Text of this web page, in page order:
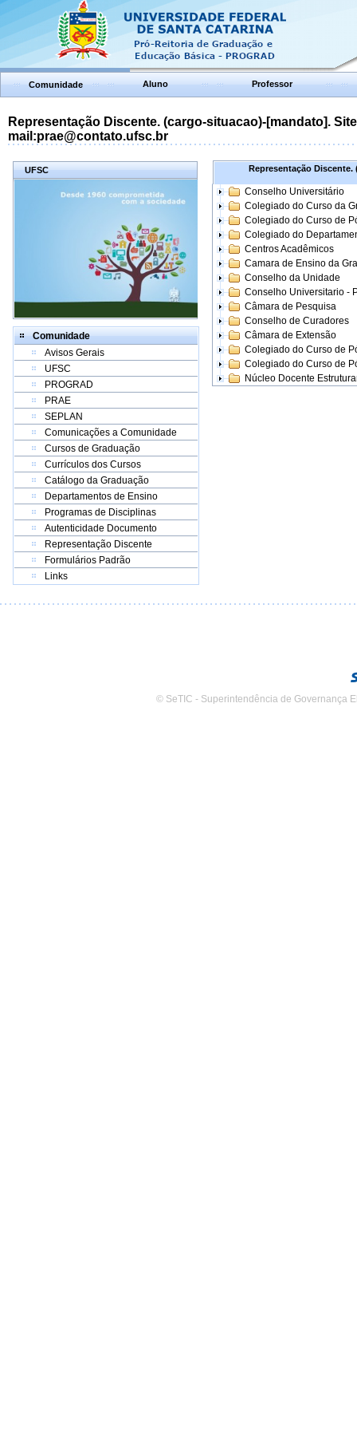
Comunidade Aluno Professor
Representação Discente. (cargo-situacao)-[mandato].
mail:prae@contato.ufsc.br
UFSC
Comunidade
Avisos Gerais
UFSC
PROGRAD
PRAE
SEPLAN
Comunicações a Comunidade
Cursos de Graduação
Currículos dos Cursos
Catálogo da Graduação
Departamentos de Ensino
Programas de Disciplinas
Autenticidade Documento
Representação Discente
Formulários Padrão
Links
Representação Discente.
Conselho Universitário
Colegiado do Curso da
Colegiado do Curso de
Colegiado do
Centros Acadêmicos
Camara de Ensino da
Conselho da Unidade
Conselho Universitario -
Câmara de Pesquisa
Conselho de Curadores
Câmara de Extensão
Colegiado do Curso de
Colegiado do Curso de
Núcleo Docente
© SeTIC - Superintendência de Governança